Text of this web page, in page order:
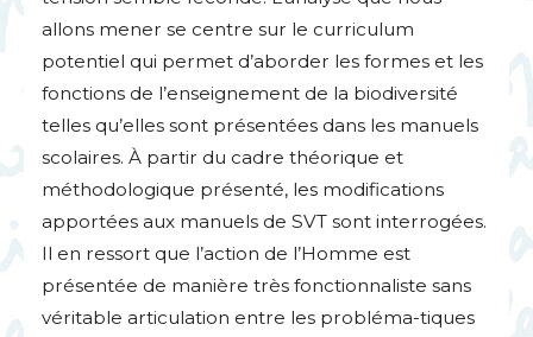
allons mener se centre sur le curriculum
potentiel qui permet d’aborder les formes et les
fonctions de l’enseignement de la biodiversité
telles qu’elles sont présentées dans les manuels
scolaires. À partir du cadre théorique et
méthodologique présenté, les modifications
apportées aux manuels de SVT sont interrogées.
Il en ressort que l’action de l’Homme est
présentée de manière très fonctionnaliste sans
véritable articulation entre les probléma-tiques